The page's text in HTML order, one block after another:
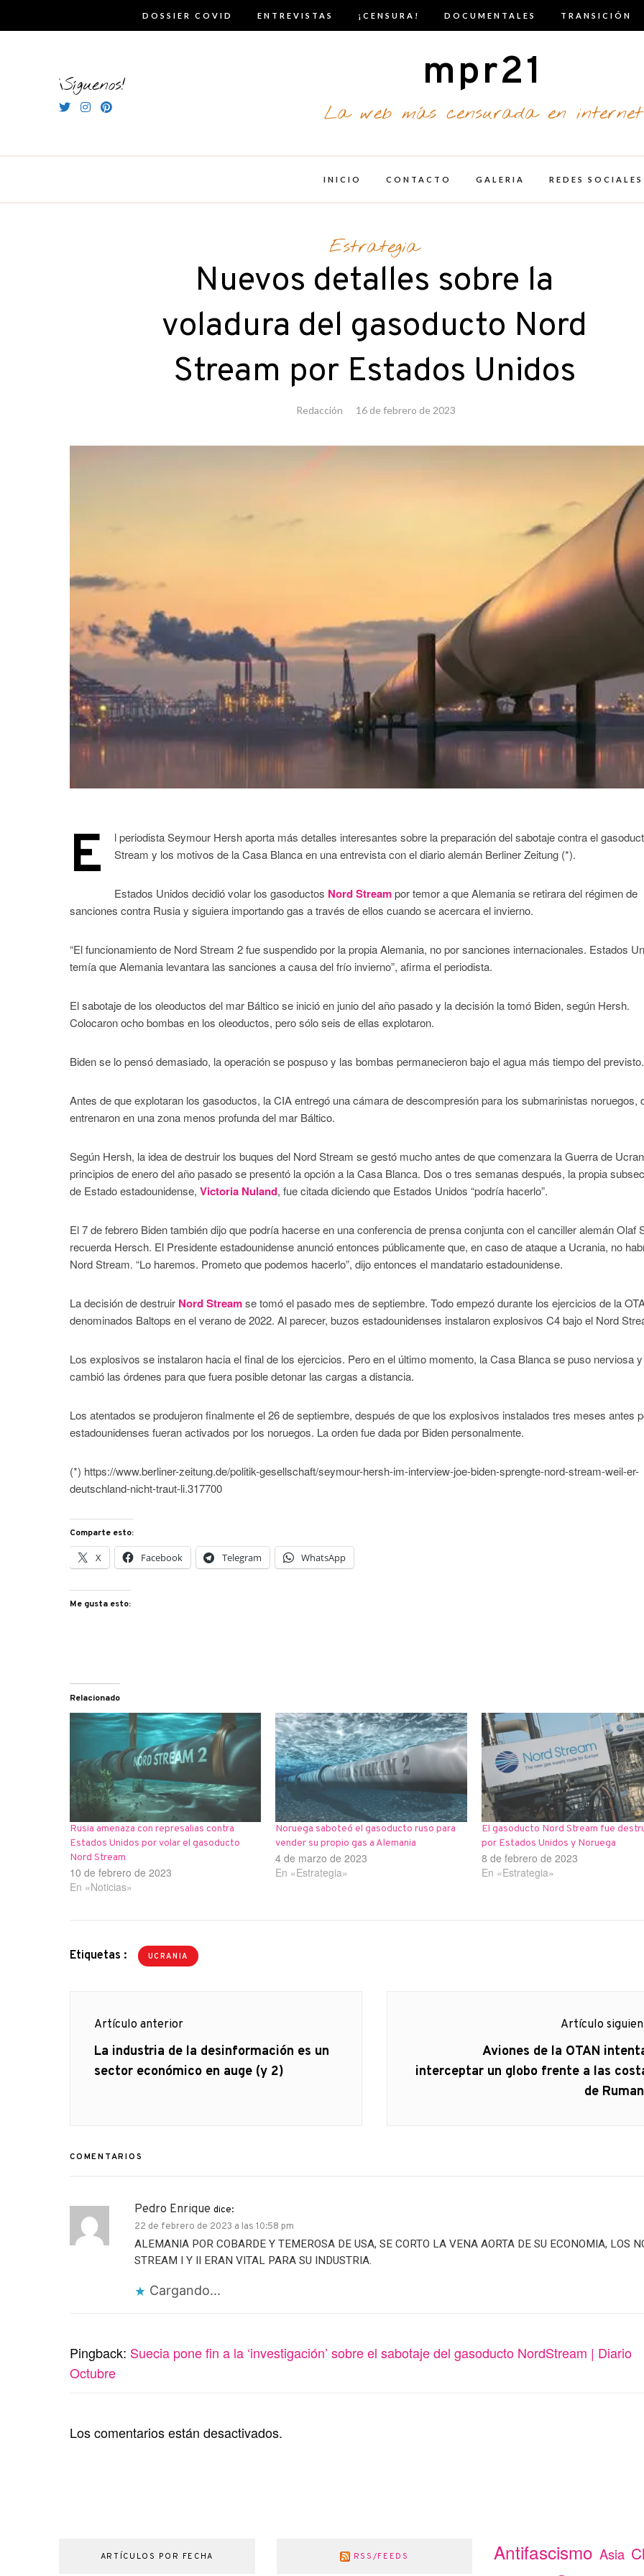
DOSSIER COVID ENTREVISTAS ¡CENSURA! DOCUMENTALES TRANSICIÓN
¡Síguenos! mpr21
La web más censurada en internet
INICIO CONTACTO GALERIA REDES SOCIALES
Estrategia
Nuevos detalles sobre la
voladura del gasoducto Nord
Stream por Estados Unidos
Redacción 16 de febrero de 2023
E
l periodista Seymour Hersh aporta más detalles interesantes sobre la preparación del sabotaje contra el
Stream y los motivos de la Casa Blanca en una entrevista con el diario alemán Berliner Zeitung (*).
Estados Unidos decidió volar los gasoductos Nord Streampor temor a que Alemania se retirara del régimen de
sanciones contra Rusia y siguiera importando gas a través de ellos cuando se acercara el invierno.
“El funcionamiento de Nord Stream 2 fue suspendido por la propia Alemania, no por sanciones internacionales. Estados
temía que Alemania levantara las sanciones a causa del frío invierno”, afirma el periodista.
El sabotaje de los oleoductos del mar Báltico se inició en junio del año pasado y la decisión la tomó Biden, según Hersh.
Colocaron ocho bombas en los oleoductos, pero sólo seis de ellas explotaron.
Biden se lo pensó demasiado, la operación se pospuso y las bombas permanecieron bajo el agua más tiempo del previsto.
Antes de que explotaran los gasoductos, la CIA entregó una cámara de descompresión para los submarinistas noruegos,
entrenaron en una zona menos profunda del mar Báltico.
Según Hersh, la idea de destruir los buques del Nord Stream se gestó mucho antes de que comenzara la Guerra de
principios de enero del año pasado se presentó la opción a la Casa Blanca. Dos o tres semanas después, la propia
de Estado estadounidense,Victoria Nuland, fue citada diciendo que Estados Unidos “podría hacerlo”.
El 7 de febrero Biden también dijo que podría hacerse en una conferencia de prensa conjunta con el canciller alemán Olaf
recuerda Hersch. El Presidente estadounidense anunció entonces públicamente que, en caso de ataque a Ucrania, no
Nord Stream. “Lo haremos. Prometo que podemos hacerlo”, dijo entonces el mandatario estadounidense.
La decisión de destruir Nord Streamse tomó el pasado mes de septiembre. Todo empezó durante los ejercicios de la
denominados Baltops en el verano de 2022. Al parecer, buzos estadounidenses instalaron explosivos C4 bajo el Nord
Los explosivos se instalaron hacia el final de los ejercicios. Pero en el último momento, la Casa Blanca se puso nerviosa y
cambió las órdenes para que fuera posible detonar las cargas a distancia.
Los atentados se produjeron finalmente el 26 de septiembre, después de que los explosivos instalados tres meses antes
estadounidenses fueran activados por los noruegos. La orden fue dada por Biden personalmente.
(*) https://www.berliner-zeitung.de/politik-gesellschaft/seymour-hersh-im-interview-joe-biden-sprengte-nord-stream-weil-er-
deutschland-nicht-traut-li.317700
Comparte esto:
X Facebook Telegram WhatsApp
Me gusta esto:
Relacionado
Rusia amenaza con represalias contra
Estados Unidos por volar el gasoducto
Nord Stream
10 de febrero de 2023
En «Noticias»
Noruega saboteó el gasoducto ruso para
vender su propio gas a Alemania
4 de marzo de 2023
En «Estrategia»
El gasoducto Nord Stream fue
por Estados Unidos y Noruega
8 de febrero de 2023
En «Estrategia»
Etiquetas : UCRANIA
Navegación
de
Artículo anterior
Artículo
anterior
La industria de la desinformación es un
sector económico en auge (y 2)
Artículo
Artículo
siguiente:
Aviones de la OTAN
interceptar un globo frente a las
de
COMENTARIOS
Pedro Enrique dice:
22 de febrero de 2023 a las 10:58 pm
ALEMANIA POR COBARDE Y TEMEROSA DE USA, SE CORTO LA VENA AORTA DE SU ECONOMIA, LOS
STREAM I Y II ERAN VITAL PARA SU INDUSTRIA.
Cargando...
Pingback: Suecia pone fin a la ‘investigación’ sobre el sabotaje del gasoducto NordStream | Diario
Octubre
Los comentarios están desactivados.
ARTÍCULOS POR FECHA RSS/FEEDS Antifascismo Asia